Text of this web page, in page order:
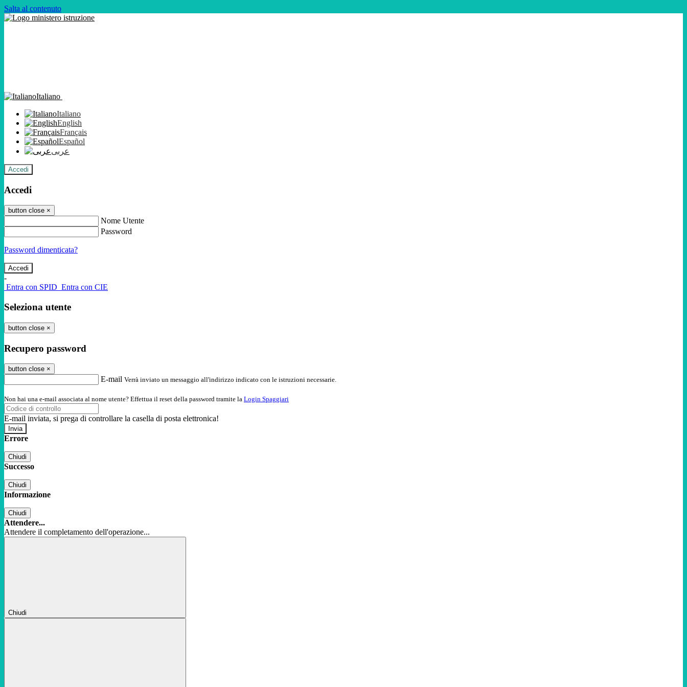
Salta al contenuto
Italiano
Italiano
English
Français
Español
عربى
Accedi
Accedi
button close ×
Nome Utente
Password
Password dimenticata?
-
Entra con SPID Entra con CIE
Seleziona utente
button close ×
Recupero password
button close ×
E-mail Verrà inviato un messaggio all'indirizzo indicato con le istruzioni necessarie.
Non hai una e-mail associata al nome utente? Effettua il reset della password tramite la Login Spaggiari
E-mail inviata, si prega di controllare la casella di posta elettronica!
Errore
Chiudi
Successo
Chiudi
Informazione
Chiudi
Attendere...
Attendere il completamento dell'operazione...
Chiudi